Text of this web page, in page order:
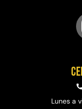
Lunes a